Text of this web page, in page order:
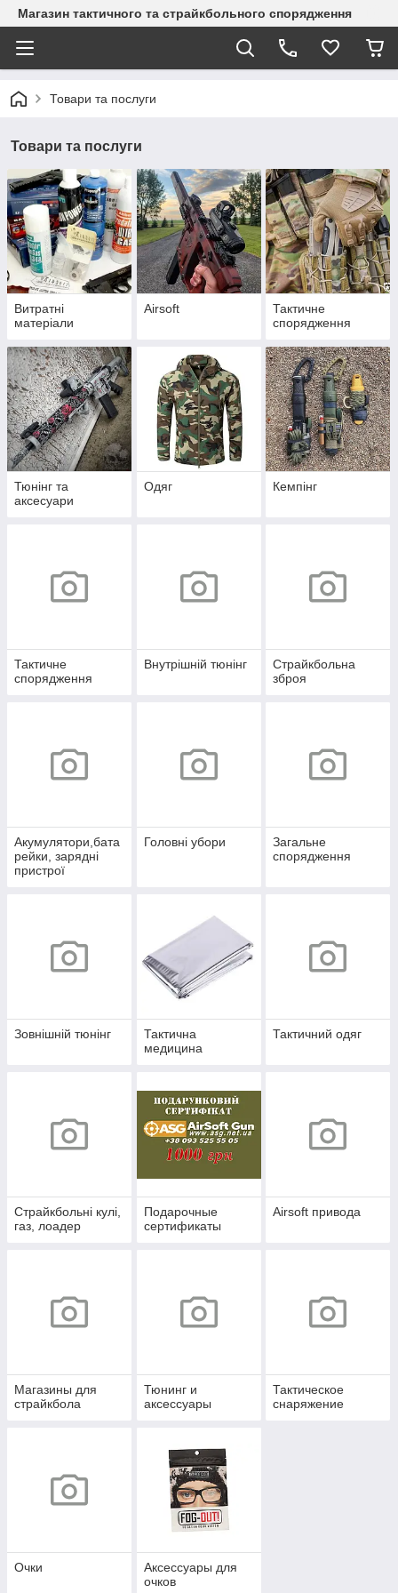
Магазин тактичного та страйкбольного спорядження
Товари та послуги
Товари та послуги
Витратні
матеріали
Airsoft
Тактичне
спорядження
Тюнінг та
аксесуари
Одяг Кемпінг
Тактичне
спорядження
Внутрішній тюнінг
Страйкбольна
зброя
Акумулятори,бата
рейки, зарядні
пристрої
Головні убори
Загальне
спорядження
Зовнішній тюнінг
Тактична
медицина
Тактичний одяг
Страйкбольні кулі,
газ, лоадер
Подарочные
сертификаты
Airsoft привода
Магазины для
страйкбола
Тюнинг и
аксессуары
Тактическое
снаряжение
Очки
Аксессуары для
очков